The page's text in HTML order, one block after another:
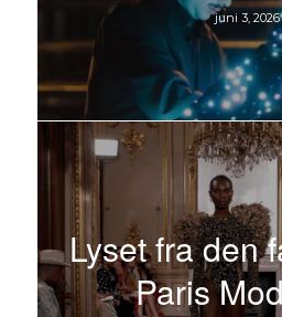
juni 3, 2026
Lyset fra den
Paris